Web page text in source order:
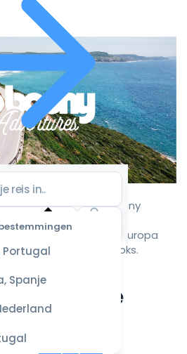
Portugal
Spanje
Selecteer
datum
voor de
beste
prijzen
met Goboony
in Europa
roadbooks.
de ultieme